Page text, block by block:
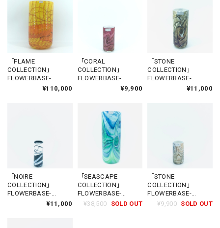
「FLAME
COLLECTION」
FLOWERBASE-
¥110,000
「CORAL
COLLECTION」
FLOWERBASE-
¥9,900
「STONE
COLLECTION」
FLOWERBASE-
¥11,000
「NOIRE
COLLECTION」
FLOWERBASE-
¥11,000
「SEASCAPE
COLLECTION」
FLOWERBASE-
VICTORIA5
¥38,500 SOLD OUT
「STONE
COLLECTION」
FLOWERBASE-
VICTORIA1
¥9,900 SOLD OUT